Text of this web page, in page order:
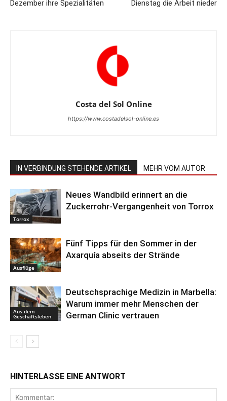
Dezember ihre Spezialitäten Dienstag die Arbeit nieder
Costa del Sol Online
https://www.costadelsol-online.es
IN VERBINDUNG STEHENDE ARTIKEL MEHR VOM AUTOR
Torrox
Neues Wandbild erinnert an die
Zuckerrohr-Vergangenheit von Torrox
Ausflüge
Fünf Tipps für den Sommer in der
Axarquía abseits der Strände
Aus dem
Geschäftsleben
Deutschsprachige Medizin in Marbella:
Warum immer mehr Menschen der
German Clinic vertrauen
HINTERLASSE EINE ANTWORT